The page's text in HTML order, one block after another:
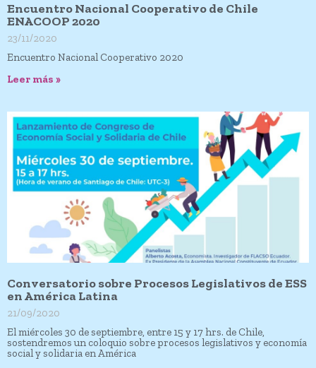
Encuentro Nacional Cooperativo de Chile
ENACOOP 2020
23/11/2020
Encuentro Nacional Cooperativo 2020
Leer más »
Conversatorio sobre Procesos Legislativos de ESS
en América Latina
21/09/2020
El miércoles 30 de septiembre, entre 15 y 17 hrs. de Chile,
sostendremos un coloquio sobre procesos legislativos y economía
social y solidaria en América